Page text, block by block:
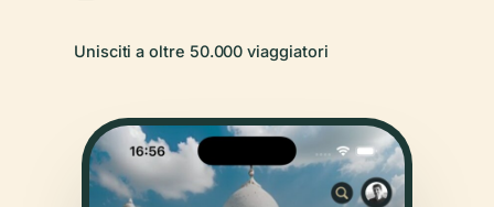
Unisciti a oltre 50.000 viaggiatori